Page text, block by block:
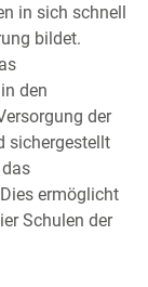
in sich schnell
bildet.
den
der
sichergestellt
ermöglicht
Schulen der